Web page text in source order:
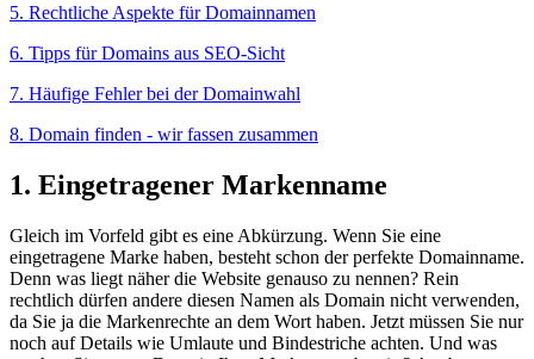
5. Rechtliche Aspekte für Domainnamen
6. Tipps für Domains aus SEO-Sicht
7. Häufige Fehler bei der Domainwahl
8. Domain finden - wir fassen zusammen
1. Eingetragener Markenname
Gleich im Vorfeld gibt es eine Abkürzung. Wenn Sie eine
eingetragene Marke haben, besteht schon der perfekte Domainname.
Denn was liegt näher die Website genauso zu nennen? Rein
rechtlich dürfen andere diesen Namen als Domain nicht verwenden,
da Sie ja die Markenrechte an dem Wort haben. Jetzt müssen Sie nur
noch auf Details wie Umlaute und Bindestriche achten. Und was